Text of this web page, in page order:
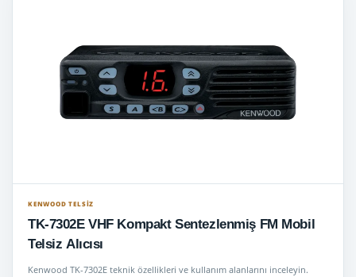
KENWOOD TELSIZ
TK-7302E VHF Kompakt Sentezlenmiş FM Mobil
Telsiz Alıcısı
Kenwood TK-7302E teknik özellikleri ve kullanım alanlarını inceleyin.